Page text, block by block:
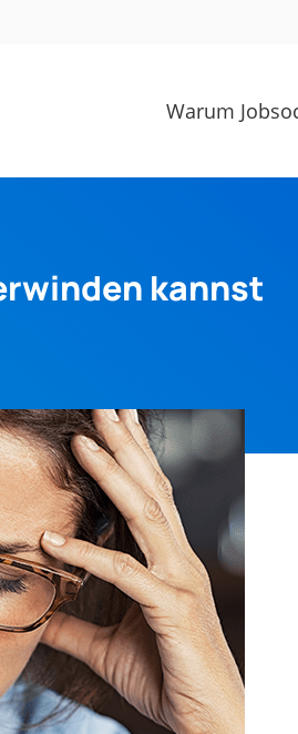
Warum
kannst